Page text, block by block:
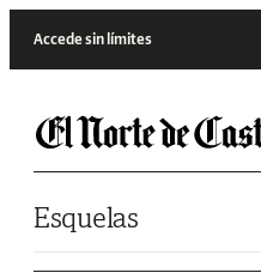
Accede sin límites
Esquelas